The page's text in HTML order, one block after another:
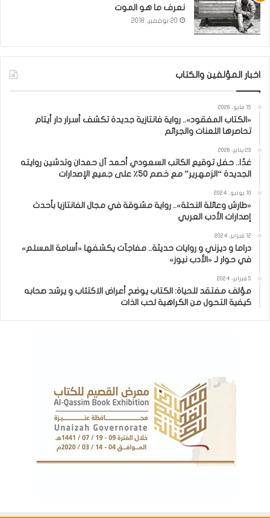
نعرف ما هو الموت
20 نوفمبر، 2018
اخبار المؤلفين والكتاب
15 مايو، 2026
«الكتاب المفقود».. رواية فانتازية جديدة تكشف أسرار دار أيتام
تحاصرها اللعنات والجرائم
23 يناير، 2026
غدًا.. حفل توقيع الكاتب السعودي أحمد آل حمدان وتدشين روايته
الجديدة “الزمهرير” مع خصم 50٪ على جميع الإصدارات
10 يونيو، 2024
«طارش وعائلة النحلة».. رواية مشوقة في مجال الفانتازيا بأحدث
إصدارات الأدب العربي
12 فبراير، 2024
دراما و ديزني و روايات حديثة.. مفاجآت يكشفها «أسامة المسلم»
في حوار لـ «الأدب نيوز»
5 فبراير، 2024
مؤلف مفتقد للحياة: الكتاب يوضح أعراض الاكتئاب و يرشد صحابه
كيفية التحول من الكراهية لحب الذات